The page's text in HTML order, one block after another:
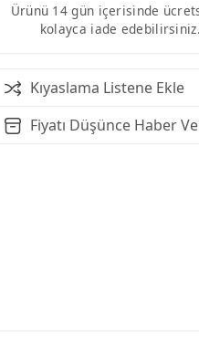
Ürünü 14 gün içerisinde
kolayca iade edebilirsiniz.
Kıyaslama Listene Ekle
Fiyatı Düşünce Haber